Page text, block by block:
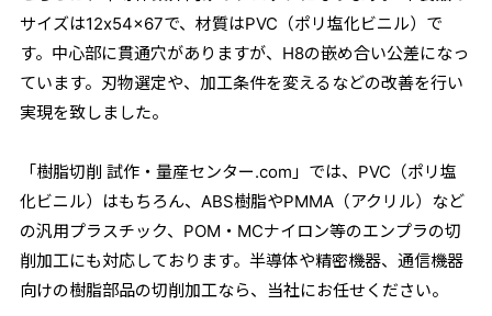
サイズは12x54x67で、材質はPVC（ポリ塩化ビニル）で
す。中心部に貫通穴がありますが、H8の嵌め合い公差になっ
ています。刃物選定や、加工条件を変えるなどの改善を行い
実現を致しました。
「樹脂切削 試作・量産センター.com」では、PVC（ポリ塩
化ビニル）はもちろん、ABS樹脂やPMMA（アクリル）など
の汎用プラスチック、POM・MCナイロン等のエンプラの切
削加工にも対応しております。半導体や精密機器、通信機器
向けの樹脂部品の切削加工なら、当社にお任せください。